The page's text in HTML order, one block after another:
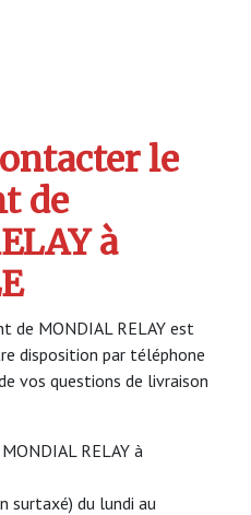
le
de
à
de MONDIAL RELAY est
disposition par téléphone
vos questions de livraison
RELAY à
surtaxé) du lundi au